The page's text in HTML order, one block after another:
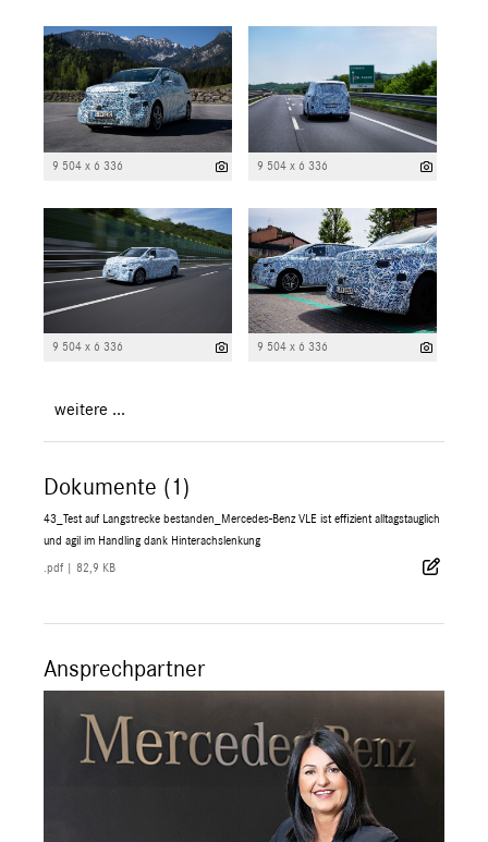
9 504 x 6 336 9 504 x 6 336
9 504 x 6 336 9 504 x 6 336
weitere ...
Dokumente (1)
43_Test auf Langstrecke bestanden_Mercedes-Benz VLE ist effizient alltagstauglich
und agil im Handling dank Hinterachslenkung
.pdf 82,9 KB
Ansprechpartner